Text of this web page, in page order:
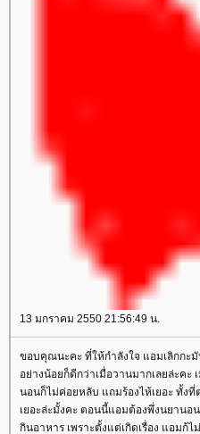
13 มกราคม 2550 21:56:49 น.
ขอบคุณนะคะ ที่ให้กำลังใจ แอมเลิกกะ
อย่างน้อยก็ดีกว่าเมื่อวานมากเลยล่ะคะ
นอนก็ไม่ค่อยหลับ แถมร้องไห้เยอะ ทั้งที่
เยอะล่ะมั้งคะ ตอนนี้แอมต้องพึ่งนยาน
กินอาหาร เพราะตั้งแต่เกิดเรื่อง แอมก้